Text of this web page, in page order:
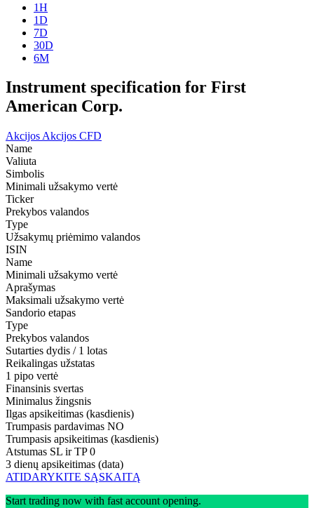
1H
1D
7D
30D
6M
Instrument specification for First
American Corp.
Akcijos Akcijos CFD
Name
Valiuta
Simbolis
Minimali užsakymo vertė
Ticker
Prekybos valandos
Type
Užsakymų priėmimo valandos
ISIN
Name
Minimali užsakymo vertė
Aprašymas
Maksimali užsakymo vertė
Sandorio etapas
Type
Prekybos valandos
Sutarties dydis / 1 lotas
Reikalingas užstatas
1 pipo vertė
Finansinis svertas
Minimalus žingsnis
Ilgas apsikeitimas (kasdienis)
Trumpasis pardavimas NO
Trumpasis apsikeitimas (kasdienis)
Atstumas SL ir TP 0
3 dienų apsikeitimas (data)
ATIDARYKITE SĄSKAITĄ
Start trading now with fast account opening.